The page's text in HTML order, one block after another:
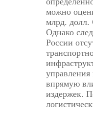
можно
млрд.
Однако
России
управления
впрямую
издержек.